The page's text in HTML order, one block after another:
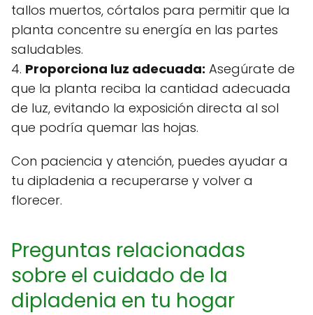
tallos muertos, córtalos para permitir que la
planta concentre su energía en las partes
saludables.
4. Proporciona luz adecuada: Asegúrate de
que la planta reciba la cantidad adecuada
de luz, evitando la exposición directa al sol
que podría quemar las hojas.
Con paciencia y atención, puedes ayudar a
tu dipladenia a recuperarse y volver a
florecer.
Preguntas relacionadas
sobre el cuidado de la
dipladenia en tu hogar